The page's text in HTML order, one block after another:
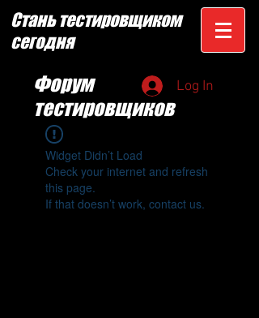
Стань тестировщиком
сегодня
Log In
Форум
тестировщиков
Widget Didn’t Load
Check your internet and refresh
this page.
If that doesn’t work, contact us.